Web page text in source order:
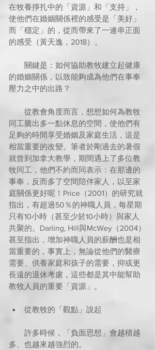
在牧養掙扎中的「資源」和「支持」，
使他們在婚姻關係裡的感受是「美好」
而「穩定」的，從而帶來了一連串正面
的感受（黃天逸，2018）。
的婚姻關係，以致能夠成為他們在事奉
壓力之中的出路？
同工騰出多一點休息的空間，使他們有
足夠的時間享受婚姻及家庭生活，這是
相當重要的改變。筆者於剛過去的暑假
就曾到加拿大教學，期間遇上了多位教
牧同工，他們不約而同表示：在那邊的
事奉，反而多了空間陪伴家人，以至家
庭關係更好呢！Price（2001）的研究就
指出，有超過50％的神職人員，每星期
只有10小時（甚至少於10小時）與家人
共聚的。Darling, Hill與McWey（2004）
甚至指出，增加神職人員的薪酬也是相
當重要的，事實上，無論從他們的醫療
需要、供養家庭和孩子的需要，抑或更
長遠的退休考慮，這些都是其中能幫助
教牧人員的重要「資源」。
從教牧的「觀點」說起
多、也越來越強烈的。